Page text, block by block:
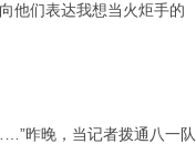
他们表达我想当火炬手的
昨晚，当记者拨通八一队